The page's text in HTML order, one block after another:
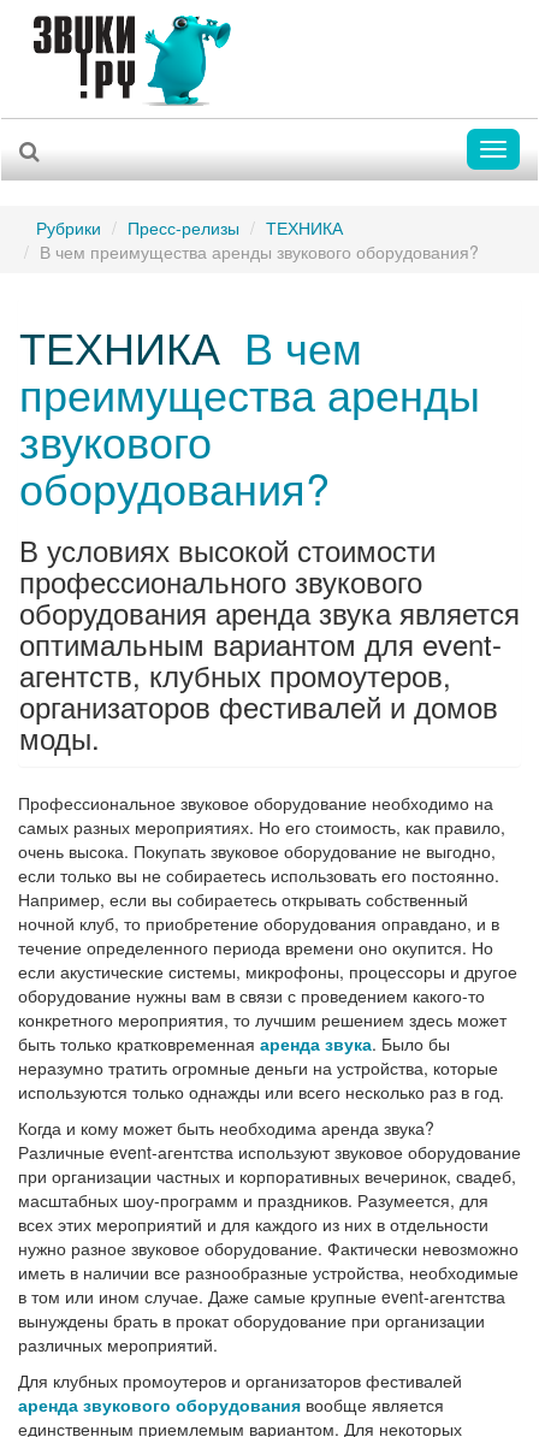
Рубрики Пресс-релизы
ТЕХНИКА
В чем преимущества аренды звукового оборудования?
ТЕХНИКА В чем
преимущества аренды
звукового
оборудования?
В условиях высокой стоимости
профессионального звукового
оборудования аренда звука является
оптимальным вариантом для event-
агентств, клубных промоутеров,
организаторов фестивалей и домов
моды.
Профессиональное звуковое оборудование необходимо на
самых разных мероприятиях. Но его стоимость, как правило,
очень высока. Покупать звуковое оборудование не выгодно,
если только вы не собираетесь использовать его постоянно.
Например, если вы собираетесь открывать собственный
ночной клуб, то приобретение оборудования оправдано, и в
течение определенного периода времени оно окупится. Но
если акустические системы, микрофоны, процессоры и другое
оборудование нужны вам в связи с проведением какого-то
конкретного мероприятия, то лучшим решением здесь может
быть только кратковременная аренда звука. Было бы
неразумно тратить огромные деньги на устройства, которые
используются только однажды или всего несколько раз в год.
Когда и кому может быть необходима аренда звука?
Различные event-агентства используют звуковое оборудование
при организации частных и корпоративных вечеринок, свадеб,
масштабных шоу-программ и праздников. Разумеется, для
всех этих мероприятий и для каждого из них в отдельности
нужно разное звуковое оборудование. Фактически невозможно
иметь в наличии все разнообразные устройства, необходимые
в том или ином случае. Даже самые крупные event-агентства
вынуждены брать в прокат оборудование при организации
различных мероприятий.
Для клубных промоутеров и организаторов фестивалей
аренда звукового оборудования вообще является
единственным приемлемым вариантом. Для некоторых